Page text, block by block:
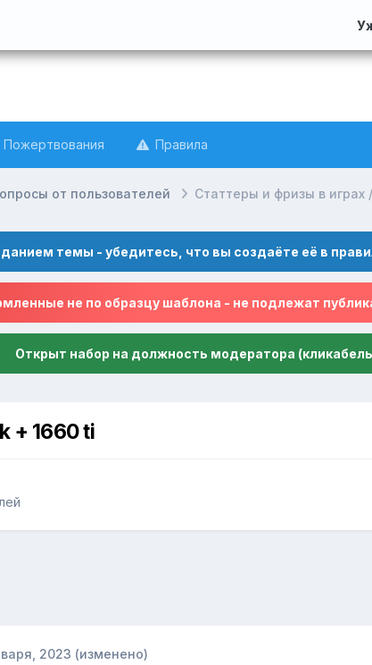
Пожертвования Правила
от пользователей Статтеры и фризы в играх
темы - убедитесь, что вы создаёте её в
не по образцу шаблона - не подлежат
Открыт набор на должность модератора
+ 1660 ti
2023 (изменено)